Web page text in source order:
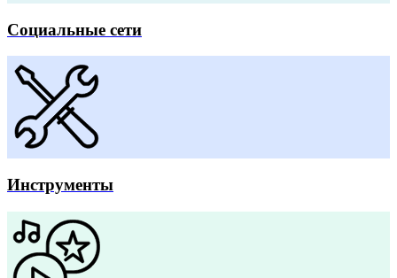
Социальные сети
Инструменты